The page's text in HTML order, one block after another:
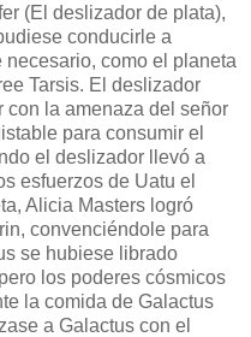
(El deslizador de plata),
conducirle a
como el planeta
Tarsis. El deslizador
con la amenaza del señor
para consumir el
el deslizador llevó a
esfuerzos de Uatu el
Alicia Masters logró
convenciéndole para
se hubiese librado
los poderes cósmicos
la comida de Galactus
a Galactus con el